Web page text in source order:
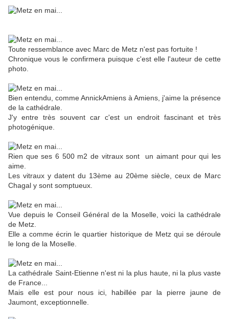
Toute ressemblance avec Marc de Metz n'est pas fortuite !
Chronique vous le confirmera puisque c'est elle l'auteur de cette
photo.
Bien entendu, comme AnnickAmiens à Amiens, j'aime la présence
de la cathédrale.
J'y entre très souvent car c'est un endroit fascinant et très
photogénique.
Rien que ses 6 500 m2 de vitraux sont un aimant pour qui les
aime.
Les vitraux y datent du 13ème au 20ème siècle, ceux de Marc
Chagal y sont somptueux.
Vue depuis le Conseil Général de la Moselle, voici la cathédrale
de Metz.
Elle a comme écrin le quartier historique de Metz qui se déroule
le long de la Moselle.
La cathédrale Saint-Etienne n'est ni la plus haute, ni la plus vaste
de France...
Mais elle est pour nous ici, habillée par la pierre jaune de
Jaumont, exceptionnelle.